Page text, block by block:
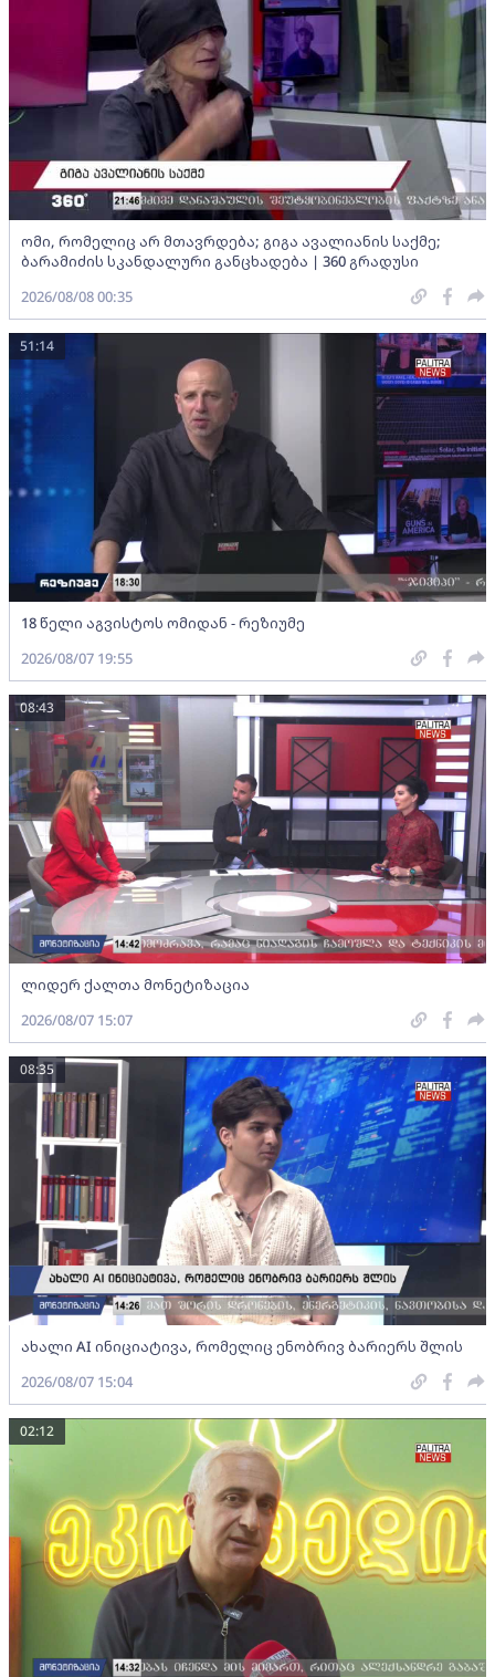
ომი, რომელიც არ მთავრდება; გიგა ავალიანის საქმე;
ბარამიძის სკანდალური განცხადება | 360 გრადუსი
2026/08/08 00:35
18 წელი აგვისტოს ომიდან - რეზიუმე
51:14
2026/08/07 19:55
ლიდერ ქალთა მონეტიზაცია
08:43
2026/08/07 15:07
ახალი AI ინიციატივა, რომელიც ენობრივ ბარიერს შლის
08:35
2026/08/07 15:04
02:12